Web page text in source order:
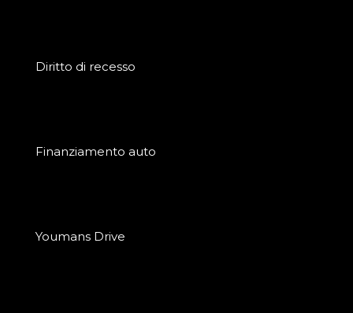
Diritto di recesso
Finanziamento auto
Youmans Drive